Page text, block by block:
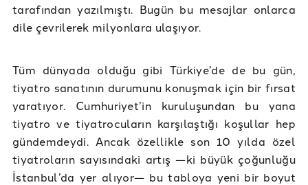
tarafından yazılmıştı. Bugün bu mesajlar onlarca
dile çevrilerek milyonlara ulaşıyor.
Tüm dünyada olduğu gibi Türkiye’de de bu gün,
tiyatro sanatının durumunu konuşmak için bir fırsat
yaratıyor. Cumhuriyet’in kuruluşundan bu yana
tiyatro ve tiyatrocuların karşılaştığı koşullar hep
gündemdeydi. Ancak özellikle son 10 yılda özel
tiyatroların sayısındaki artış —ki büyük çoğunluğu
İstanbul’da yer alıyor— bu tabloya yeni bir boyut